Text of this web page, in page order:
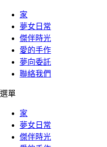
家
夢女日常
傑伴時光
愛的手作
夢向委託
聯絡我們
選單
家
夢女日常
傑伴時光